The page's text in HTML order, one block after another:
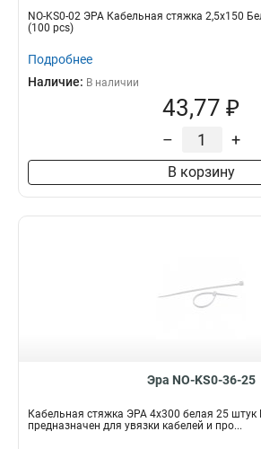
NO-KS0-02 ЭРА Кабельная стяжка 2,5х150
(100 pcs)
Подробнее
Наличие: В наличии
43,77 ₽
– +
В корзину
Эра NO-KS0-36-25
Кабельная стяжка ЭРА 4x300 белая 25
предназначен для увязки кабелей и про...